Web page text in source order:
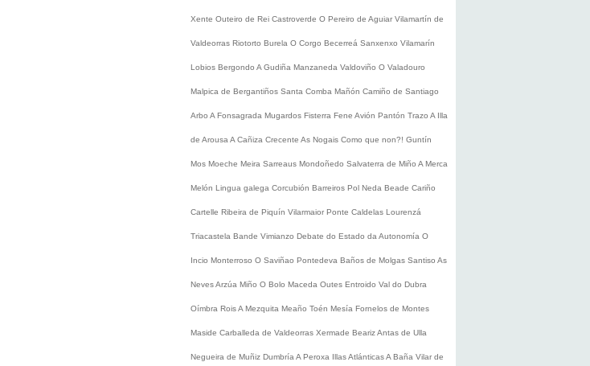
Xente Outeiro de Rei Castroverde O Pereiro de Aguiar Vilamartín de
Valdeorras Riotorto Burela O Corgo Becerreá Sanxenxo Vilamarín
Lobios Bergondo A Gudiña Manzaneda Valdoviño O Valadouro
Malpica de Bergantiños Santa Comba Mañón Camiño de Santiago
Arbo A Fonsagrada Mugardos Fisterra Fene Avión Pantón Trazo A Illa
de Arousa A Cañiza Crecente As Nogais Como que non?! Guntín
Mos Moeche Meira Sarreaus Mondoñedo Salvaterra de Miño A Merca
Melón Lingua galega Corcubión Barreiros Pol Neda Beade Cariño
Cartelle Ribeira de Piquín Vilarmaior Ponte Caldelas Lourenzá
Triacastela Bande Vimianzo Debate do Estado da Autonomía O
Incio Monterroso O Saviñao Pontedeva Baños de Molgas Santiso As
NevesArzúa Miño O Bolo Maceda Outes Entroido Val do Dubra
Oímbra RoisA Mezquita Meaño Toén Mesía Fornelos de Montes
Maside Carballeda de Valdeorras Xermade BearizAntas de Ulla
Negueira de Muñiz Dumbría A Peroxa Illas AtlánticasA Baña Vilar de